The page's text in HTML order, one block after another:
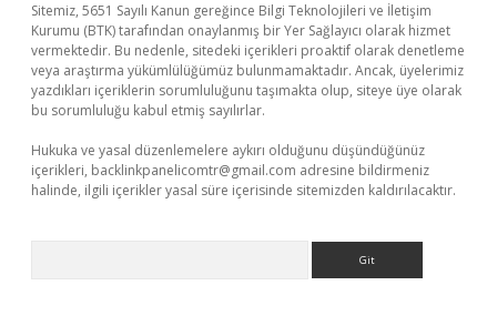
Sitemiz, 5651 Sayılı Kanun gereğince Bilgi Teknolojileri ve İletişim
Kurumu (BTK) tarafından onaylanmış bir Yer Sağlayıcı olarak hizmet
vermektedir. Bu nedenle, sitedeki içerikleri proaktif olarak denetleme
veya araştırma yükümlülüğümüz bulunmamaktadır. Ancak, üyelerimiz
yazdıkları içeriklerin sorumluluğunu taşımakta olup, siteye üye olarak
bu sorumluluğu kabul etmiş sayılırlar.
Hukuka ve yasal düzenlemelere aykırı olduğunu düşündüğünüz
içerikleri, backlinkpanelicomtr@gmail.com adresine bildirmeniz
halinde, ilgili içerikler yasal süre içerisinde sitemizden kaldırılacaktır.